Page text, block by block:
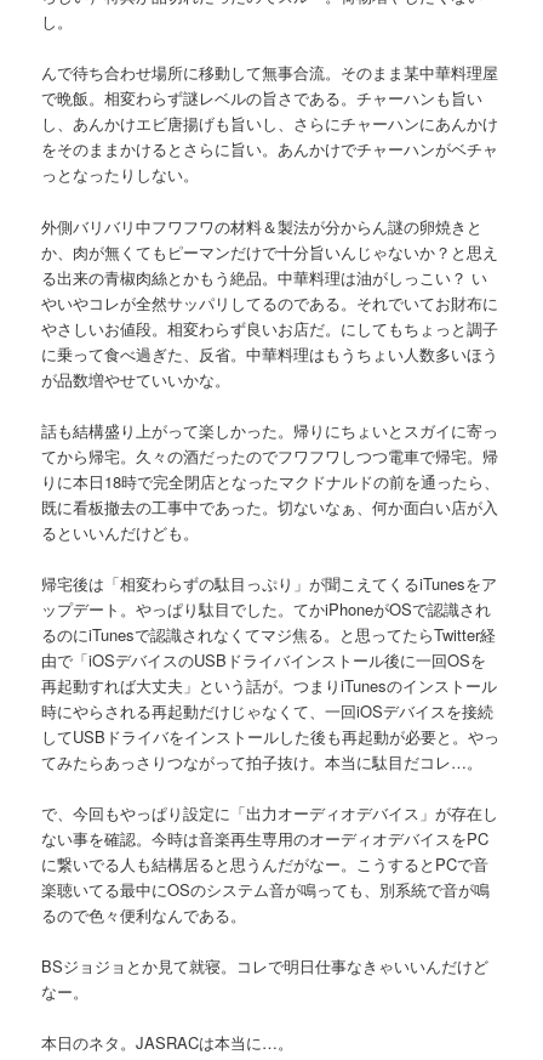
し。
んで待ち合わせ場所に移動して無事合流。そのまま某中華料理屋
で晩飯。相変わらず謎レベルの旨さである。チャーハンも旨い
し、あんかけエビ唐揚げも旨いし、さらにチャーハンにあんかけ
をそのままかけるとさらに旨い。あんかけでチャーハンがベチャ
っとなったりしない。
外側バリバリ中フワフワの材料＆製法が分からん謎の卵焼きと
か、肉が無くてもピーマンだけで十分旨いんじゃないか？と思え
る出来の青椒肉絲とかもう絶品。中華料理は油がしっこい？ い
やいやコレが全然サッパリしてるのである。それでいてお財布に
やさしいお値段。相変わらず良いお店だ。にしてもちょっと調子
に乗って食べ過ぎた、反省。中華料理はもうちょい人数多いほう
が品数増やせていいかな。
話も結構盛り上がって楽しかった。帰りにちょいとスガイに寄っ
てから帰宅。久々の酒だったのでフワフワしつつ電車で帰宅。帰
りに本日18時で完全閉店となったマクドナルドの前を通ったら、
既に看板撤去の工事中であった。切ないなぁ、何か面白い店が入
るといいんだけども。
帰宅後は「相変わらずの駄目っぷり」が聞こえてくるiTunesをア
ップデート。やっぱり駄目でした。てかiPhoneがOSで認識され
るのにiTunesで認識されなくてマジ焦る。と思ってたらTwitter経
由で「iOSデバイスのUSBドライバインストール後に一回OSを
再起動すれば大丈夫」という話が。つまりiTunesのインストール
時にやらされる再起動だけじゃなくて、一回iOSデバイスを接続
してUSBドライバをインストールした後も再起動が必要と。やっ
てみたらあっさりつながって拍子抜け。本当に駄目だコレ…。
で、今回もやっぱり設定に「出力オーディオデバイス」が存在し
ない事を確認。今時は音楽再生専用のオーディオデバイスをPC
に繋いでる人も結構居ると思うんだがなー。こうするとPCで音
楽聴いてる最中にOSのシステム音が鳴っても、別系統で音が鳴
るので色々便利なんである。
BSジョジョとか見て就寝。コレで明日仕事なきゃいいんだけど
なー。
本日のネタ。JASRACは本当に…。